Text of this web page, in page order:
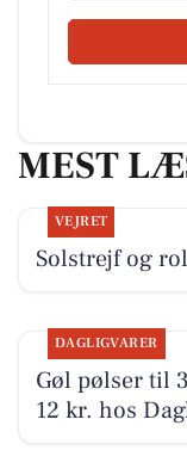
MEST
VEJRET
Solstrejf og
DAGLIGVARER
Gøl pølser til
12 kr. hos